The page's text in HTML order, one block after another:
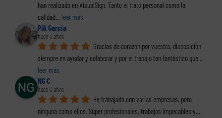
han realizado en VisualSign. Tanto el trato personal como la
calidad... leer más
Pili Garcia
hace 3 años
Gracias de corazón por vuestra, disposición
siempre en ayudar y colaborar y por el trabajo tan fantástico que
leer más
NG C
hace 3 años
He trabajado con varias empresas, pero
ninguna como ellos. Súper profesionales, trabajos impecables y